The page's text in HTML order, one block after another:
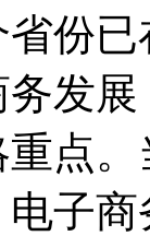
份
发
点
子